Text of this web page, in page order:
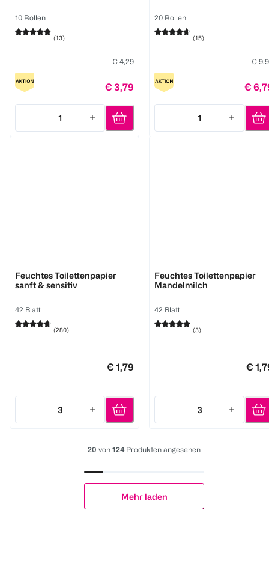
10 Rollen
(13)
€ 4,29
€ 3,79
1
Quantity: 1
20 Rollen
(15)
€
€
1
Quantity: 1
Feuchtes Toilettenpapier
sanft & sensitiv
42 Blatt
(280)
€ 1,79
3
Quantity: 3
Feuchtes Toilettenpapier
Mandelmilch
42 Blatt
(3)
€
3
Quantity: 3
20 von 124 Produkten angesehen
Mehr laden